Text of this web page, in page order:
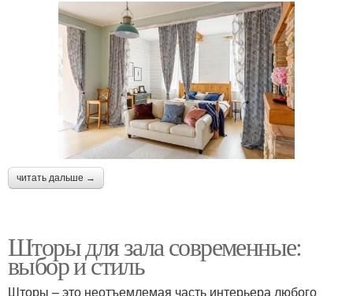
читать дальше →
Шторы для зала современные:
выбор и стиль
Шторы – это неотъемлемая часть интерьера любого